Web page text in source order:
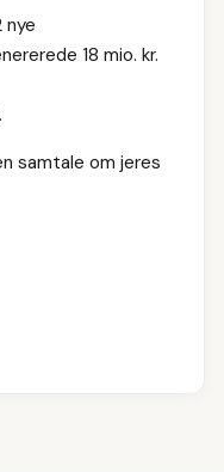
nye
18 mio. kr.
samtale om jeres